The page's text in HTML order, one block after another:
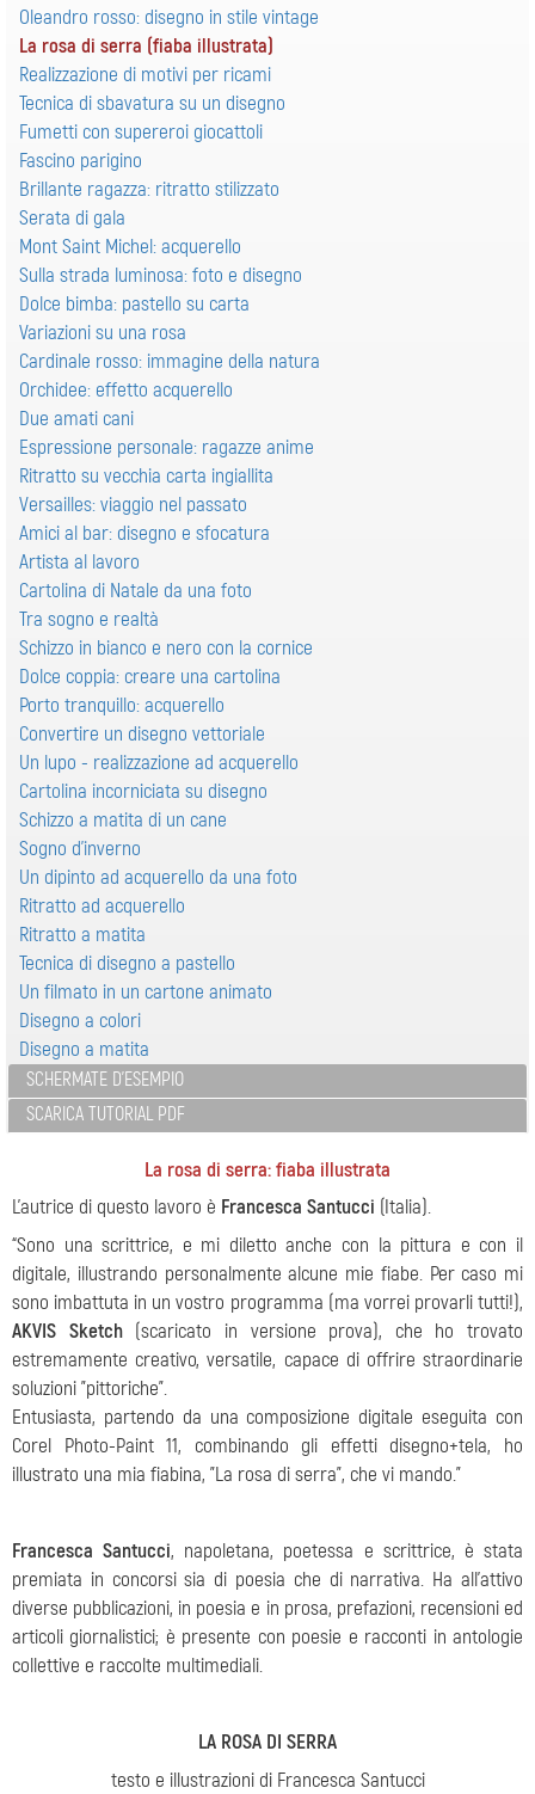
Oleandro rosso: disegno in stile vintage
La rosa di serra (fiaba illustrata)
Realizzazione di motivi per ricami
Tecnica di sbavatura su un disegno
Fumetti con supereroi giocattoli
Fascino parigino
Brillante ragazza: ritratto stilizzato
Serata di gala
Mont Saint Michel: acquerello
Sulla strada luminosa: foto e disegno
Dolce bimba: pastello su carta
Variazioni su una rosa
Cardinale rosso: immagine della natura
Orchidee: effetto acquerello
Due amati cani
Espressione personale: ragazze anime
Ritratto su vecchia carta ingiallita
Versailles: viaggio nel passato
Amici al bar: disegno e sfocatura
Artista al lavoro
Cartolina di Natale da una foto
Tra sogno e realtà
Schizzo in bianco e nero con la cornice
Dolce coppia: creare una cartolina
Porto tranquillo: acquerello
Convertire un disegno vettoriale
Un lupo - realizzazione ad acquerello
Cartolina incorniciata su disegno
Schizzo a matita di un cane
Sogno d’inverno
Un dipinto ad acquerello da una foto
Ritratto ad acquerello
Ritratto a matita
Tecnica di disegno a pastello
Un filmato in un cartone animato
Disegno a colori
Disegno a matita
SCHERMATE D'ESEMPIO
SCARICA TUTORIAL PDF
La rosa di serra: fiaba illustrata
L'autrice di questo lavoro è Francesca Santucci (Italia).
“Sono una scrittrice, e mi diletto anche con la pittura e con il
digitale, illustrando personalmente alcune mie fiabe. Per caso mi
sono imbattuta in un vostro programma (ma vorrei provarli tutti!),
AKVIS Sketch(scaricato in versione prova), che ho trovato
estremamente creativo, versatile, capace di offrire straordinarie
soluzioni "pittoriche".
Entusiasta, partendo da una composizione digitale eseguita con
Corel Photo-Paint 11, combinando gli effetti disegno+tela, ho
illustrato una mia fiabina, "La rosa di serra", che vi mando.”
Francesca Santucci, napoletana, poetessa e scrittrice, è stata
premiata in concorsi sia di poesia che di narrativa. Ha all’attivo
diverse pubblicazioni, in poesia e in prosa, prefazioni, recensioni ed
articoli giornalistici; è presente con poesie e racconti in antologie
collettive e raccolte multimediali.
LA ROSA DI SERRA
testo e illustrazioni di Francesca Santucci